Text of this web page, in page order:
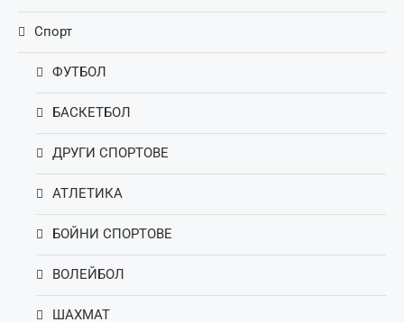
Спорт
ФУТБОЛ
БАСКЕТБОЛ
ДРУГИ СПОРТОВЕ
АТЛЕТИКА
БОЙНИ СПОРТОВЕ
ВОЛЕЙБОЛ
ШАХМАТ